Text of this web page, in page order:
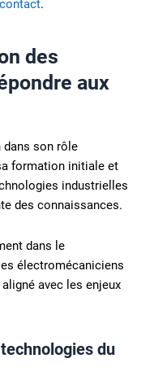
.
des
aux
dans son rôle
formation initiale et
industrielles
des connaissances.
dans le
électromécaniciens
avec les enjeux
du